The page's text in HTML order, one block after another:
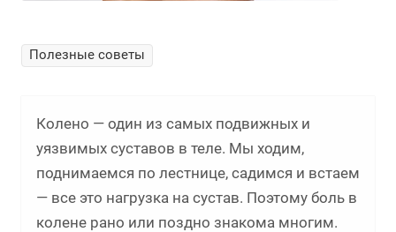
Полезные советы
Колено — один из самых подвижных и
уязвимых суставов в теле. Мы ходим,
поднимаемся по лестнице, садимся и встаем
— все это нагрузка на сустав. Поэтому боль в
колене рано или поздно знакома многим.